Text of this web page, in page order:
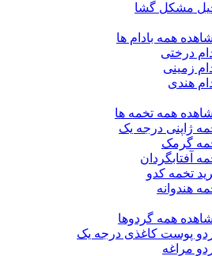
مشکل گشا
همه بادام ها
درختی
زمینی
هندی
همه تخمه ها
ژاپنی درجه یک
گرمک
آفتابگردان
تخمه کدو
هندوانه
همه گردوها
پوست کاغذی درجه یک
مراغه